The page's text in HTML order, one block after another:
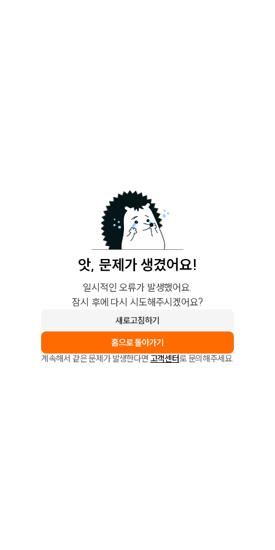
앗, 문제가 생겼어요!
일시적인 오류가 발생했어요.
잠시 후에 다시 시도해주시겠어요?
새로고침하기
홈으로 돌아가기
계속해서 같은 문제가 발생한다면 고객센터로 문의해주세요.